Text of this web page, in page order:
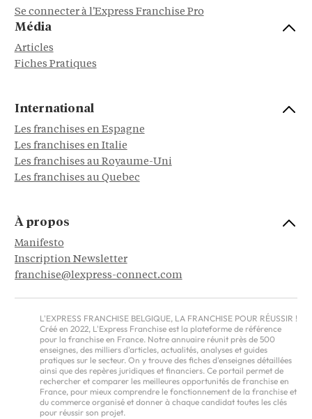
Se connecter à l'Express Franchise Pro
Média
Articles
Fiches Pratiques
International
Les franchises en Espagne
Les franchises en Italie
Les franchises au Royaume-Uni
Les franchises au Quebec
À propos
Manifesto
Inscription Newsletter
franchise@lexpress-connect.com
L'EXPRESS FRANCHISE BELGIQUE, LA FRANCHISE POUR RÉUSSIR !
Créé en 2022, L'Express Franchise est la plateforme de référence
pour la franchise en France. Notre annuaire réunit près de 500
enseignes, des milliers d'articles, actualités, analyses et guides
pratiques sur le secteur. On y trouve des fiches d'enseignes détaillées
ainsi que des repères juridiques et financiers. Ce portail permet de
rechercher et comparer les meilleures opportunités de franchise en
France, pour mieux comprendre le fonctionnement de la franchise et
du commerce organisé et donner à chaque candidat toutes les clés
pour réussir son projet.